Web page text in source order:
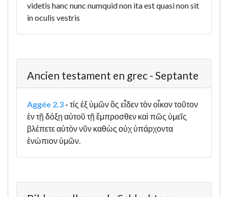
videtis hanc nunc numquid non ita est quasi non sit
in oculis vestris
Ancien testament en grec - Septante
Aggée 2.3 - τίς ἐξ ὑμῶν ὃς εἶδεν τὸν οἶκον τοῦτον
ἐν τῇ δόξῃ αὐτοῦ τῇ ἔμπροσθεν καὶ πῶς ὑμεῖς
βλέπετε αὐτὸν νῦν καθὼς οὐχ ὑπάρχοντα
ἐνώπιον ὑμῶν.